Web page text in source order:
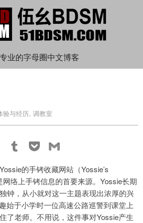
业的字母圈中文博客
验与经历, 调教室
X TumblrPocket
的手铐收藏网站（Yossie’s
网络上手铐信息的首要来源。Yossie长期
钟，从小就对这一主题表现出浓厚的兴
始于小学时一位高速公路巡警到课堂上
了老师。不用说，这件事对Yossie产生